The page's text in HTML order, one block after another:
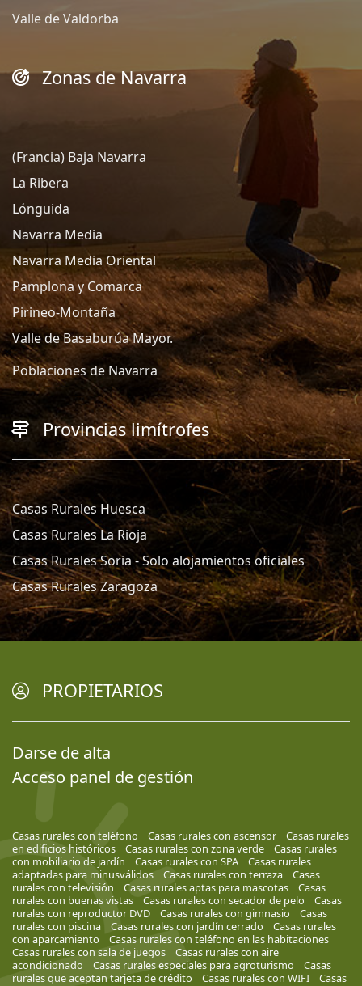
Valle de Valdorba
Zonas de Navarra
(Francia) Baja Navarra
La Ribera
Lónguida
Navarra Media
Navarra Media Oriental
Pamplona y Comarca
Pirineo-Montaña
Valle de Basaburúa Mayor.
Poblaciones de Navarra
Provincias limítrofes
Casas Rurales Huesca
Casas Rurales La Rioja
Casas Rurales Soria - Solo alojamientos oficiales
Casas Rurales Zaragoza
PROPIETARIOS
Darse de alta
Acceso panel de gestión
Casas rurales con teléfono Casas rurales con ascensor
Casas rurales
en edificios históricos
Casas rurales con zona verde
Casas rurales
con mobiliario de jardín
Casas rurales con SPA
Casas rurales
adaptadas para minusválidos
Casas rurales con terraza
Casas
rurales con televisión
Casas rurales aptas para mascotas
Casas
rurales con buenas vistas
Casas rurales con secador de pelo
Casas
rurales con reproductor DVD
Casas rurales con gimnasio
Casas
rurales con piscina
Casas rurales con jardín cerrado
Casas rurales
con aparcamiento
Casas rurales con teléfono en las habitaciones
Casas rurales con sala de juegos
Casas rurales con aire
acondicionado
Casas rurales especiales para agroturismo
Casas
rurales que aceptan tarjeta de crédito
Casas rurales con WIFI
Casas